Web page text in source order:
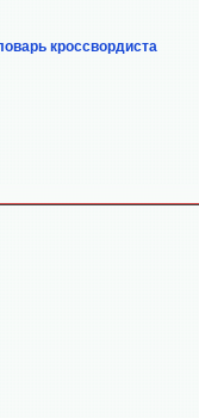
кроссвордиста